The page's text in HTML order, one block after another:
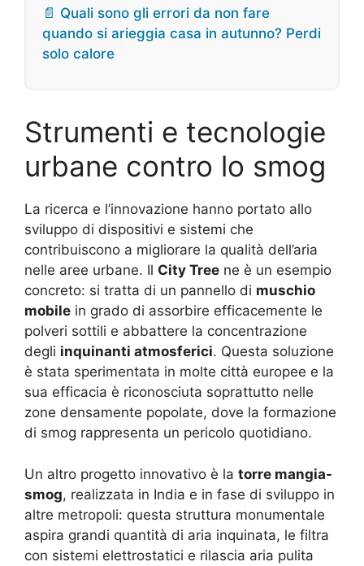
📄 Quali sono gli errori da non fare
quando si arieggia casa in autunno? Perdi
solo calore
Strumenti e tecnologie
urbane contro lo smog
La ricerca e l’innovazione hanno portato allo
sviluppo di dispositivi e sistemi che
contribuiscono a migliorare la qualità dell’aria
nelle aree urbane. Il City Tree ne è un esempio
concreto: si tratta di un pannello di muschio
mobile in grado di assorbire efficacemente le
polveri sottili e abbattere la concentrazione
degli inquinanti atmosferici. Questa soluzione
è stata sperimentata in molte città europee e la
sua efficacia è riconosciuta soprattutto nelle
zone densamente popolate, dove la formazione
di smog rappresenta un pericolo quotidiano.
Un altro progetto innovativo è la torre mangia-
smog, realizzata in India e in fase di sviluppo in
altre metropoli: questa struttura monumentale
aspira grandi quantità di aria inquinata, le filtra
con sistemi elettrostatici e rilascia aria pulita